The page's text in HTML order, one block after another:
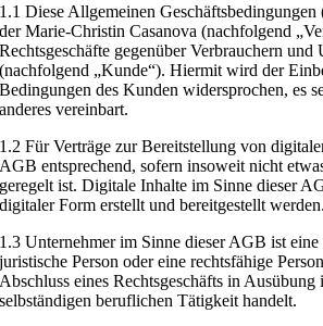
1.1 Diese Allgemeinen
der Marie-Christin Casanova (nachfolgend
Rechtsgeschäfte gegenüber Verbrauchern und
(nachfolgend „Kunde“). Hiermit wird der
Bedingungen des Kunden widersprochen, es
anderes vereinbart.
1.2 Für Verträge zur Bereitstellung von
AGB entsprechend, sofern insoweit nicht
geregelt ist. Digitale Inhalte im Sinne dieser
digitaler Form erstellt und bereitgestellt werden.
1.3 Unternehmer im Sinne dieser AGB ist
juristische Person oder eine rechtsfähige
Abschluss eines Rechtsgeschäfts in
selbständigen beruflichen Tätigkeit handelt.